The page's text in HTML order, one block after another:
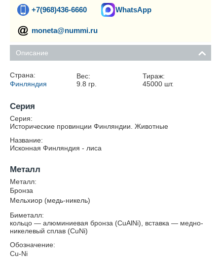
+7(968)436-6660 WhatsApp
moneta@nummi.ru
Описание
Страна:
Финляндия
Вес:
9.8 гр.
Тираж:
45000 шт.
Серия
Серия:
Исторические провинции Финляндии. Животные
Название:
Исконная Финляндия - лиса
Металл
Металл:
Бронза
Мельхиор (медь-никель)
Биметалл:
кольцо — алюминиевая бронза (CuAlNi), вставка — медно-
никелевый сплав (CuNi)
Обозначение:
Cu-Ni